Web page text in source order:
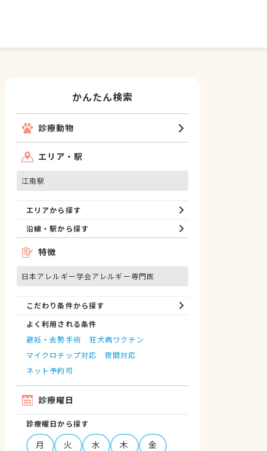
かんたん検索
診療動物
エリア・駅
江南駅
エリアから探す
沿線・駅から探す
特徴
日本アレルギー学会アレルギー専門医
こだわり条件から探す
よく利用される条件
避妊・去勢手術
狂犬病ワクチン
マイクロチップ対応
夜間対応
ネット予約可
診療曜日
診療曜日から探す
月 火 水 木
金